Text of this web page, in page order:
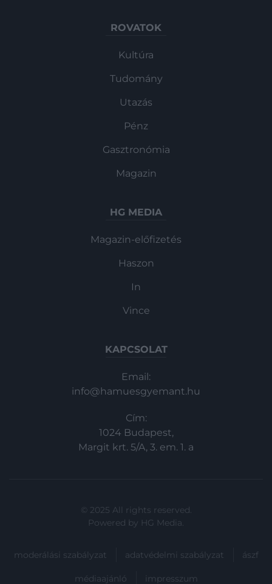
ROVATOK
Kultúra
Tudomány
Utazás
Pénz
Gasztronómia
Magazin
HG MEDIA
Magazin-előfizetés
Haszon
In
Vince
KAPCSOLAT
Email:
info@hamuesgyemant.hu
Cím:
1024 Budapest,
Margit krt. 5/A, 3. em. 1. a
© 2025 All rights reserved.
Powered by HG Media.
moderálási szabályzat adatvédelmi szabályzat ászf
médiaajánló impresszum